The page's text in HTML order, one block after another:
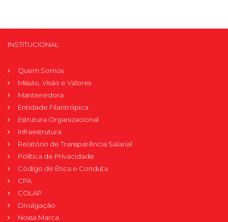
INSTITUCIONAL
Quem Somos
Missão, Visão e Valores
Mantenedora
Entidade Filantrópica
Estrutura Organizacional
Infraestrutura
Relatório de Transparência Salarial
Política de Privacidade
Código de Ética e Conduta
CPA
COLAP
Divulgação
Nossa Marca